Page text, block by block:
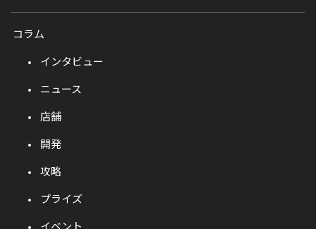
コラム
インタビュー
ニュース
店舗
開発
攻略
プライズ